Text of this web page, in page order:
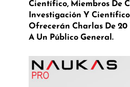
Científico, Miembros De
Investigación Y
Ofrecerán Charlas De
A Un Público General.